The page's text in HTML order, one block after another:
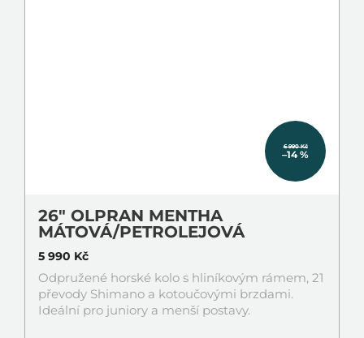
6 990 Kč
–14 %
26" OLPRAN MENTHA
MÁTOVÁ/PETROLEJOVÁ
5 990 Kč
Odpružené horské kolo s hliníkovým rámem, 21
převody Shimano a kotoučovými brzdami.
Ideální pro juniory a menší postavy.